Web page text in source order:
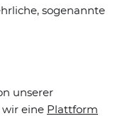
sogenannte
unserer
wir eine Plattform